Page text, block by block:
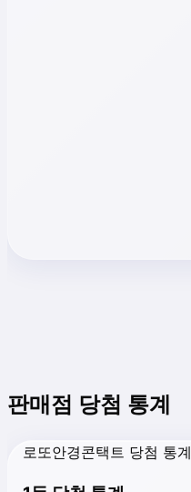
판매점 당첨 통계
로또안경콘택트 당첨 통계